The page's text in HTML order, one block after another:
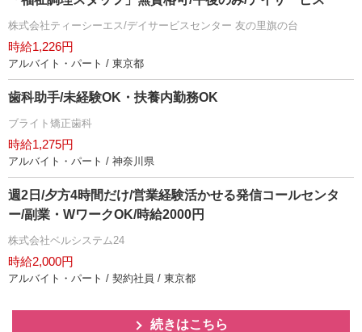
株式会社ティーシーエス/デイサービスセンター 友の里旗の台
時給1,226円
アルバイト・パート / 東京都
歯科助手/未経験OK・扶養内勤務OK
ブライト矯正歯科
時給1,275円
アルバイト・パート / 神奈川県
週2日/夕方4時間だけ/営業経験活かせる発信コールセンタ
ー/副業・WワークOK/時給2000円
株式会社ベルシステム24
時給2,000円
アルバイト・パート / 契約社員 / 東京都
続きはこちら